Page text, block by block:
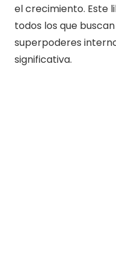
el crecimiento. Este
todos los que
superpoderes
significativa.